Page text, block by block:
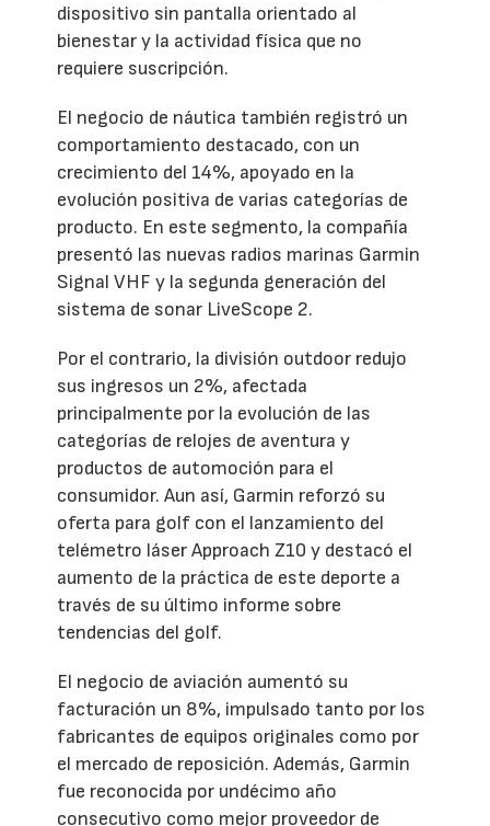
dispositivo sin pantalla orientado al
bienestar y la actividad física que no
requiere suscripción.
El negocio de náutica también registró un
comportamiento destacado, con un
crecimiento del 14%, apoyado en la
evolución positiva de varias categorías de
producto. En este segmento, la compañía
presentó las nuevas radios marinas Garmin
Signal VHF y la segunda generación del
sistema de sonar LiveScope 2.
Por el contrario, la división outdoor redujo
sus ingresos un 2%, afectada
principalmente por la evolución de las
categorías de relojes de aventura y
productos de automoción para el
consumidor. Aun así, Garmin reforzó su
oferta para golf con el lanzamiento del
telémetro láser Approach Z10 y destacó el
aumento de la práctica de este deporte a
través de su último informe sobre
tendencias del golf.
El negocio de aviación aumentó su
facturación un 8%, impulsado tanto por los
fabricantes de equipos originales como por
el mercado de reposición. Además, Garmin
fue reconocida por undécimo año
consecutivo como mejor proveedor de